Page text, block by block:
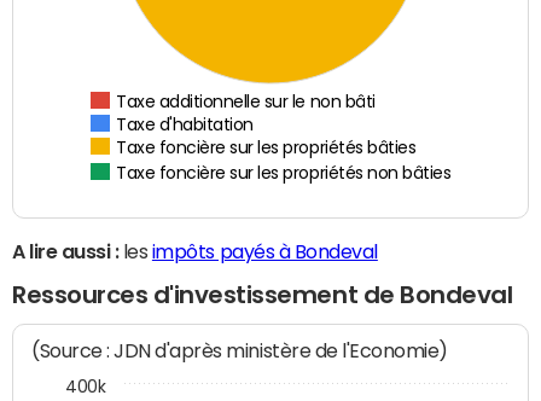
Taxe additionnelle sur le non bâti
Taxe d'habitation
Taxe foncière sur les propriétés bâties
Taxe foncière sur les propriétés non bâties
A lire aussi :les impôts payés à Bondeval
Ressources d'investissement de Bondeval
(Source : JDN d'après ministère de l'Economie)
400k